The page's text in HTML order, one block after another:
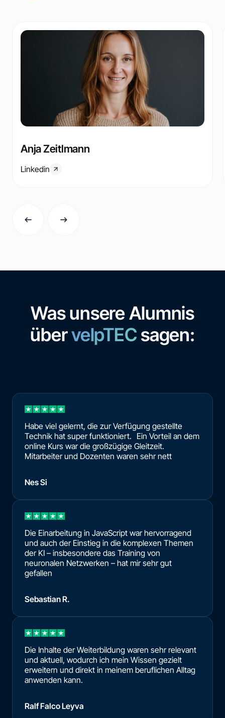
Anja Zeitlmann
Linkedin
Was unsere Alumnis
übervelpTEC sagen:
Habe viel gelernt, die zur Verfügung gestellte
Technik hat super funktioniert. Ein Vorteil an dem
online Kurs war die großzügige Gleitzeit.
Mitarbeiter und Dozenten waren sehr nett
Nes Si
Die Einarbeitung in JavaScript war hervorragend
und auch der Einstieg in die komplexen Themen
der KI – insbesondere das Training von
neuronalen Netzwerken – hat mir sehr gut
gefallen
Sebastian R.
Die Inhalte der Weiterbildung waren sehr relevant
und aktuell, wodurch ich mein Wissen gezielt
erweitern und direkt in meinem beruflichen Alltag
anwenden kann.
Ralf Falco Leyva